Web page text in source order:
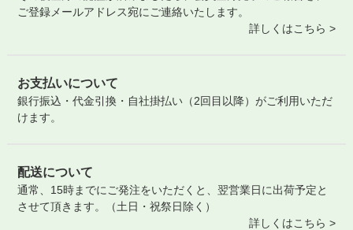
ご登録メールアドレス宛にご連絡いたします。
詳しくはこちら >
お支払いについて
銀行振込・代金引換・自社掛払い（2回目以降）がご利用いただ
けます。
配送について
通常、15時までにご発注をいただくと、翌営業日に出荷予定と
させて頂きます。（土日・祝祭日除く）
詳しくはこちら >